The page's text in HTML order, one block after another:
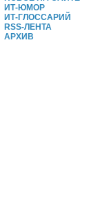
ИТ-ЮМОР
ИТ-ГЛОССАРИЙ
RSS-ЛЕНТА
АРХИВ